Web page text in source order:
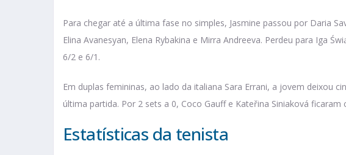
Para chegar até a última fase no simples, Jasmine passou por Daria
Elina Avanesyan, Elena Rybakina e Mirra Andreeva. Perdeu para Iga
6/2 e 6/1.
Em duplas femininas, ao lado da italiana Sara Errani, a jovem deixou
última partida. Por 2 sets a 0, Coco Gauff e Kateřina Siniaková
Estatísticas da tenista